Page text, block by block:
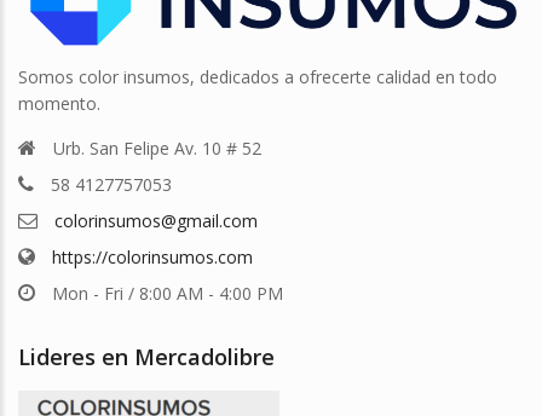
Somos color insumos, dedicados a ofrecerte calidad en todo
momento.
Urb. San Felipe Av. 10 # 52
58 4127757053
colorinsumos@gmail.com
https://colorinsumos.com
Mon - Fri / 8:00 AM - 4:00 PM
Lideres en Mercadolibre